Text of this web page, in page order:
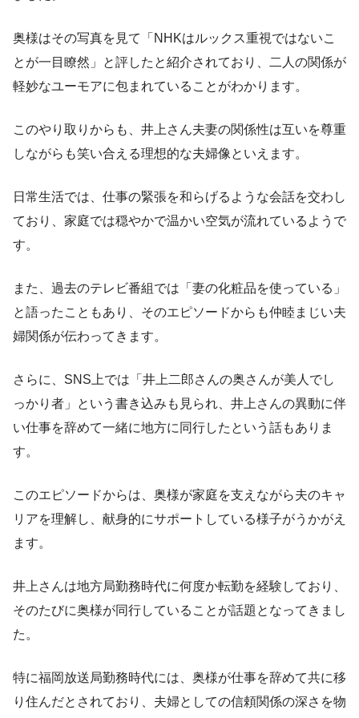
奥様はその写真を見て「NHKはルックス重視ではないこ
とが一目瞭然」と評したと紹介されており、二人の関係が
軽妙なユーモアに包まれていることがわかります。
このやり取りからも、井上さん夫妻の関係性は互いを尊重
しながらも笑い合える理想的な夫婦像といえます。
日常生活では、仕事の緊張を和らげるような会話を交わし
ており、家庭では穏やかで温かい空気が流れているようで
す。
また、過去のテレビ番組では「妻の化粧品を使っている」
と語ったこともあり、そのエピソードからも仲睦まじい夫
婦関係が伝わってきます。
さらに、SNS上では「井上二郎さんの奥さんが美人でし
っかり者」という書き込みも見られ、井上さんの異動に伴
い仕事を辞めて一緒に地方に同行したという話もありま
す。
このエピソードからは、奥様が家庭を支えながら夫のキャ
リアを理解し、献身的にサポートしている様子がうかがえ
ます。
井上さんは地方局勤務時代に何度か転勤を経験しており、
そのたびに奥様が同行していることが話題となってきまし
た。
特に福岡放送局勤務時代には、奥様が仕事を辞めて共に移
り住んだとされており、夫婦としての信頼関係の深さを物